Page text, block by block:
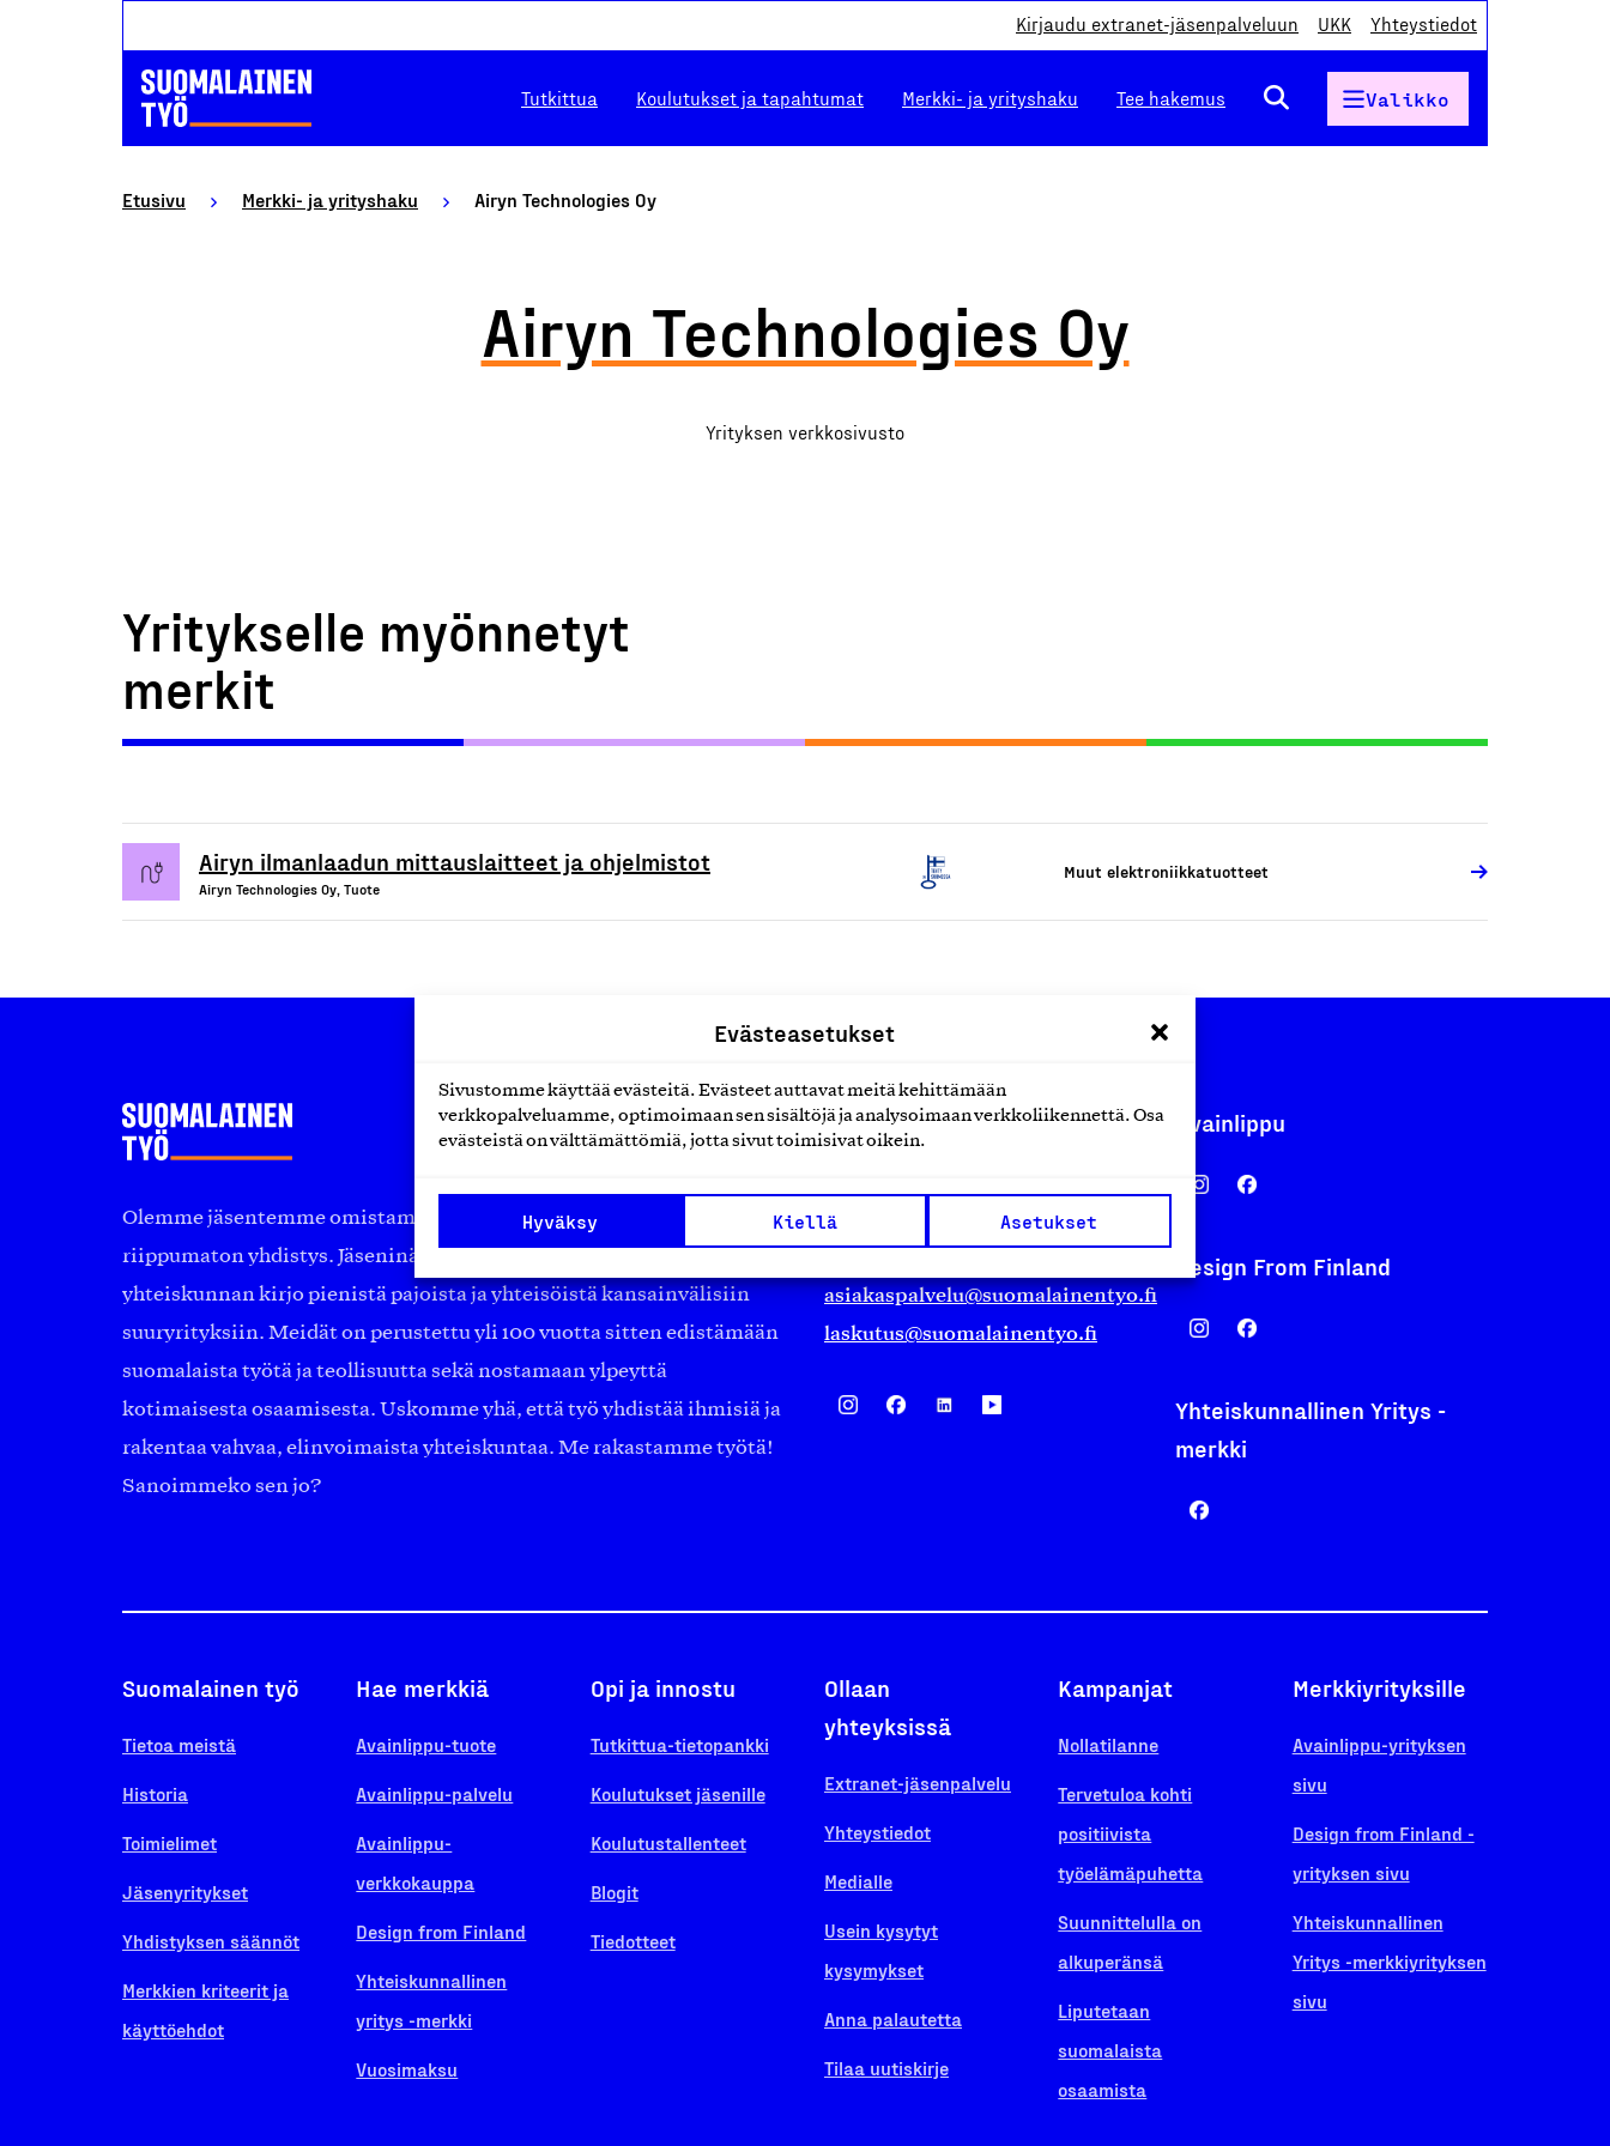
Evästeasetukset
Sivustomme käyttää evästeitä. Evästeet auttavat meitä kehittämään
verkkopalveluamme, optimoimaan sen sisältöjä ja analysoimaan verkkoliikennettä. Osa
evästeistä on välttämättömiä, jotta sivut toimisivat oikein.
Hyväksy Kiellä Asetukset
Kirjaudu extranet-jäsenpalveluun UKK Yhteystiedot
Tutkittua Koulutukset ja tapahtumat Merkki- ja yrityshaku Tee hakemus Valikko
Etusivu Merkki- ja yrityshaku Airyn Technologies Oy
Airyn Technologies Oy
Yrityksen verkkosivusto
Yritykselle myönnetyt
merkit
Airyn ilmanlaadun mittauslaitteet ja ohjelmistot
Airyn Technologies Oy, Tuote
Muut elektroniikkatuotteet
Olemme jäsentemme omistama puolueeton, työmarkkinajärjestöistä
riippumaton yhdistys. Jäseninämme on koko suomalaisen
yhteiskunnan kirjo pienistä pajoista ja yhteisöistä kansainvälisiin
suuryrityksiin. Meidät on perustettu yli 100 vuotta sitten edistämään
suomalaista työtä ja teollisuutta sekä nostamaan ylpeyttä
kotimaisesta osaamisesta. Uskomme yhä, että työ yhdistää ihmisiä ja
rakentaa vahvaa, elinvoimaista yhteiskuntaa. Me rakastamme työtä!
Sanoimmeko sen jo?
Suomalainen työ ry
00130 Helsinki
asiakaspalvelu@suomalainentyo.fi
laskutus@suomalainentyo.fi
Avainlippu
Design From Finland
Yhteiskunnallinen Yritys -
merkki
Suomalainen työ
Tietoa meistä
Historia
Toimielimet
Jäsenyritykset
Yhdistyksen säännöt
Merkkien kriteerit ja
käyttöehdot
Hae merkkiä
Avainlippu-tuote
Avainlippu-palvelu
Avainlippu-
verkkokauppa
Design from Finland
Yhteiskunnallinen
yritys -merkki
Vuosimaksu
Opi ja innostu
Tutkittua-tietopankki
Koulutukset jäsenille
Koulutustallenteet
Blogit
Tiedotteet
Ollaan
yhteyksissä
Extranet-jäsenpalvelu
Yhteystiedot
Medialle
Usein kysytyt
kysymykset
Anna palautetta
Tilaa uutiskirje
Kampanjat
Nollatilanne
Tervetuloa kohti
positiivista
työelämäpuhetta
Suunnittelulla on
alkuperänsä
Liputetaan
suomalaista
osaamista
Merkkiyrityksille
Avainlippu-yrityksen
sivu
Design from Finland -
yrityksen sivu
Yhteiskunnallinen
Yritys -merkkiyrityksen
sivu